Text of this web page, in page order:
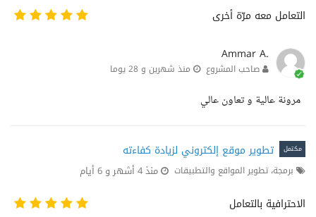
التعامل معه مرّة أخرى
Ammar A.
صاحب المشروع منذ شهرين و 28 يوما
مرونة عالية و تعاون عالي
مكتمل تطوير موقع إلكتروني لزيادة كفاءته
برمجة، تطوير المواقع والتطبيقات منذ 4 أشهر و 6 أيام
الاحترافية بالتعامل